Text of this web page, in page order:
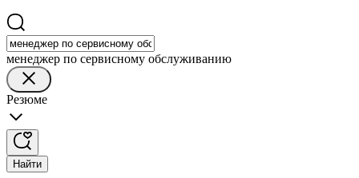
менеджер по сервисному обслуживанию
Резюме
Найти